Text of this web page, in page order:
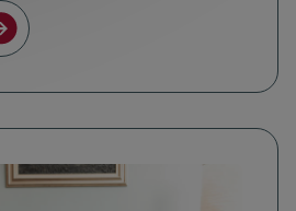
Vergrijzing, wonen en